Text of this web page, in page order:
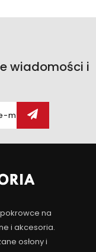
wiadomości i
na
i akcesoria.
osłony i